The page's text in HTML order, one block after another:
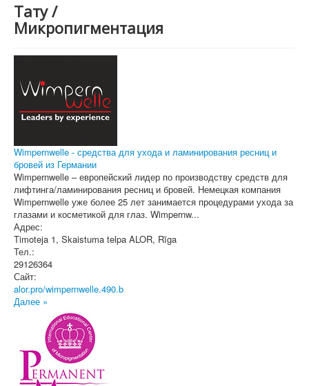
Тату /
Микропигментация
Wimpernwelle - средства для ухода и ламинирования ресниц и
бровей из Германии
Wimpernwelle – европейский лидер по производству средств для
лифтинга/ламинирования ресниц и бровей. Немецкая компания
Wimpernwelle уже более 25 лет занимается процедурами ухода за
глазами и косметикой для глаз. Wimpernw...
Адрес:
Timoteja 1, Skaistuma telpa ALOR, Rīga
Тел.:
29126364
Сайт:
alor.pro/wimpernwelle.490.b
Далее »